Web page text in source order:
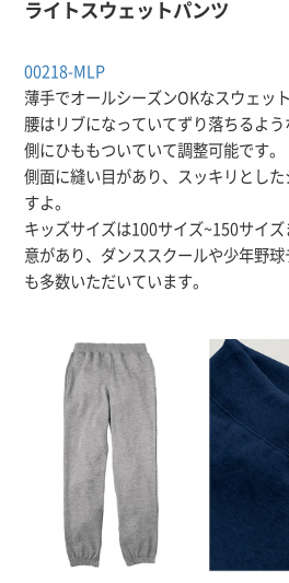
ライトスウェットパンツ
00218-MLP
薄手でオールシーズンOKなスウェット
腰はリブになっていてずり落ちるよ
側にひももついていて調整可能です。
側面に縫い目があり、スッキリとし
すよ。
キッズサイズは100サイズ~150サイ
意があり、ダンススクールや少年野
も多数いただいています。